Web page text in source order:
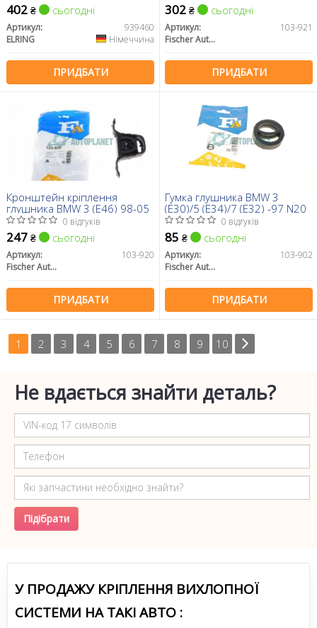
(d=73mm)
402 ₴ сьогодні
Артикул:
939460
ELRING
Німеччина
ПРИДБАТИ
302 ₴ сьогодні
Артикул:
103-921
Fischer Automotive One (FA1)
ПРИДБАТИ
Кронштейн кріплення
глушника BMW 3 (E46) 98-05
0 відгуків
247 ₴ сьогодні
Артикул:
103-920
Fischer Automotive One (FA1)
ПРИДБАТИ
Гумка глушника BMW 3
(E30)/5 (E34)/7 (E32) -97 N20
0 відгуків
85 ₴ сьогодні
Артикул:
103-902
Fischer Automotive One (FA1)
ПРИДБАТИ
1 2 3 4 5 6 7 8 9 10
Не вдається знайти деталь?
Підібрати
У ПРОДАЖУ КРІПЛЕННЯ ВИХЛОПНОЇ
СИСТЕМИ НА ТАКІ АВТО :